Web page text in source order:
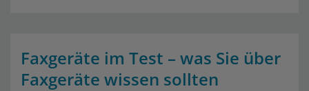
Faxgeräte im Test – was Sie über
Faxgeräte wissen sollten